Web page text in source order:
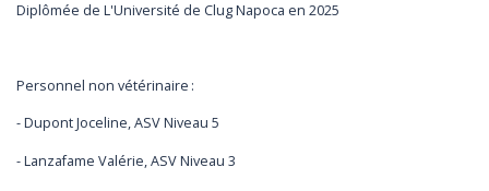
Diplômée de L'Université de Clug Napoca en 2025
Personnel non vétérinaire :
- Dupont Joceline, ASV Niveau 5
- Lanzafame Valérie, ASV Niveau 3